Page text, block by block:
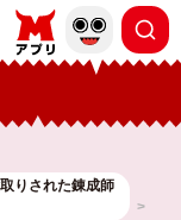
りされた錬成師